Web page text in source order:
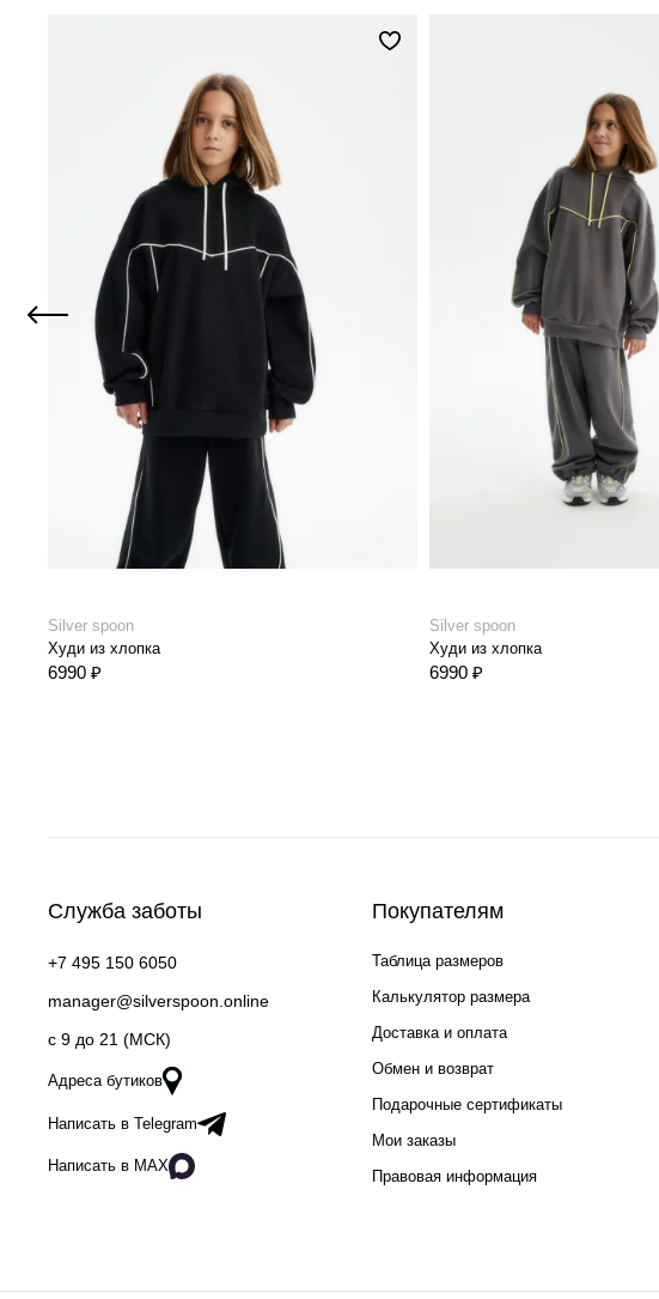
Silver spoon
Худи из хлопка
6990 ₽
Silver spoon
Худи из хлопка
6990 ₽
Служба заботы
+7 495 150 6050
manager@silverspoon.online
c 9 до 21 (МСК)
Адреса бутиков
Написать в Telegram
Написать в MAX
Покупателям
Таблица размеров
Калькулятор размера
Доставка и оплата
Обмен и возврат
Подарочные сертификаты
Мои заказы
Правовая информация